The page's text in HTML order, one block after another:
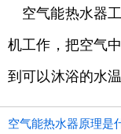
空气能热水器
机工作，把空气
到可以沐浴的水温
空气能热水器原理是